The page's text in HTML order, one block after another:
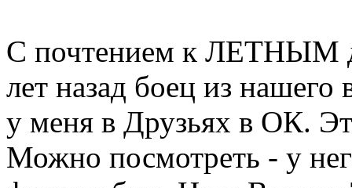
С почтением к ЛЕТНЫМ
лет назад боец из
у меня в Друзьях в ОК.
Можно посмотреть - у